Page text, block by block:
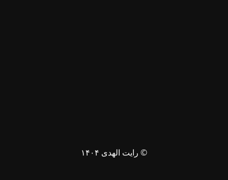
© رایت الهدی ۱۴۰۴